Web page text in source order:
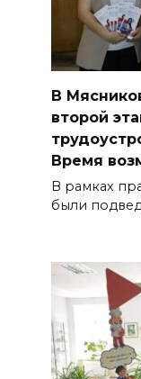
В
второй
Время
В рамках
были